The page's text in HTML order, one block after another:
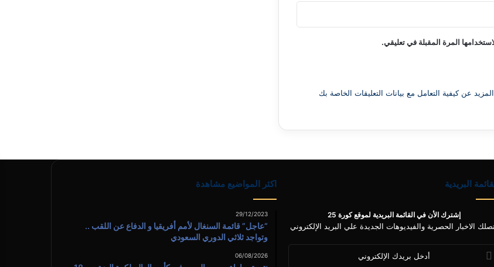
المرة المقبلة في تعليقي.
عن كيفية التعامل مع بيانات التعليقات الخاصة بك
البريدية
إشترك الأن في القائمة البريدية لموقع كورة 25
الاخبار الحصرية والفيديوهات الجديدة علي البريد الإلكتروني
أدخل
بريدك
اكثر المواضيع مشاهدة
29/12/2023
“عاجل” قائمة السنغال لأمم أفريقيا و الدفاع عن اللقب ..
وتواجد ثلاثي الدوري السعودي
06/08/2026